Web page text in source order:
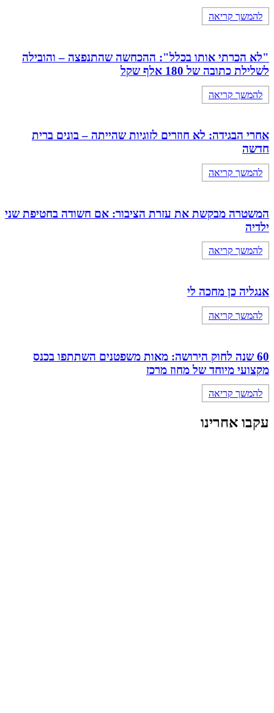
להמשך קריאה
"לא הכרתי אותו בכלל": ההכחשה שהתנפצה – והובילה
לשלילת כתובה של 180 אלף שקל
להמשך קריאה
אחרי הבגידה: לא חוזרים לזוגיות שהייתה – בונים ברית
חדשה
להמשך קריאה
המשטרה מבקשת את עזרת הציבור: אם חשודה בחטיפת שני
ילדיה
להמשך קריאה
אנגליה כן מחכה לי
להמשך קריאה
60 שנה לחוק הירושה: מאות משפטנים השתתפו בכנס
מקצועי מיוחד של מחוז מרכז
להמשך קריאה
עקבו אחרינו